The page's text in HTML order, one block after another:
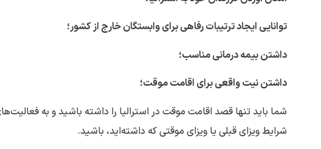
توانایی ایجاد ترتیبات رفاهی برای وابستگان خارج از کشور؛
داشتن بیمه درمانی مناسب؛
داشتن نیت واقعی برای اقامت موقت؛
شما باید تنها قصد اقامت موقت در استرالیا را داشته باشید و به
شرایط ویزای قبلی یا ویزای موقتی که داشته‌اید، باشید.